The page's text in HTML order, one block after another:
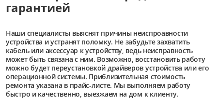
гарантией
Наши специалисты выяснят причины неиспроавности
устройства и устранят поломку. Не забудьте захватить
кабель или аксессуар к устройству, ведь неисправность
может быть связана с ним. Возможно, восстановить работу
можно будет переустановкой драйверов устройства или его
операционной системы. Приблизительная стоимость
ремонта указана в прайс-листе. Мы выполняем работу
быстро и качественно, выезжаем на дом к клиенту.